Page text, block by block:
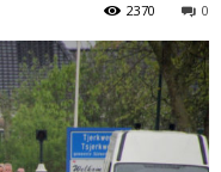
0
2370